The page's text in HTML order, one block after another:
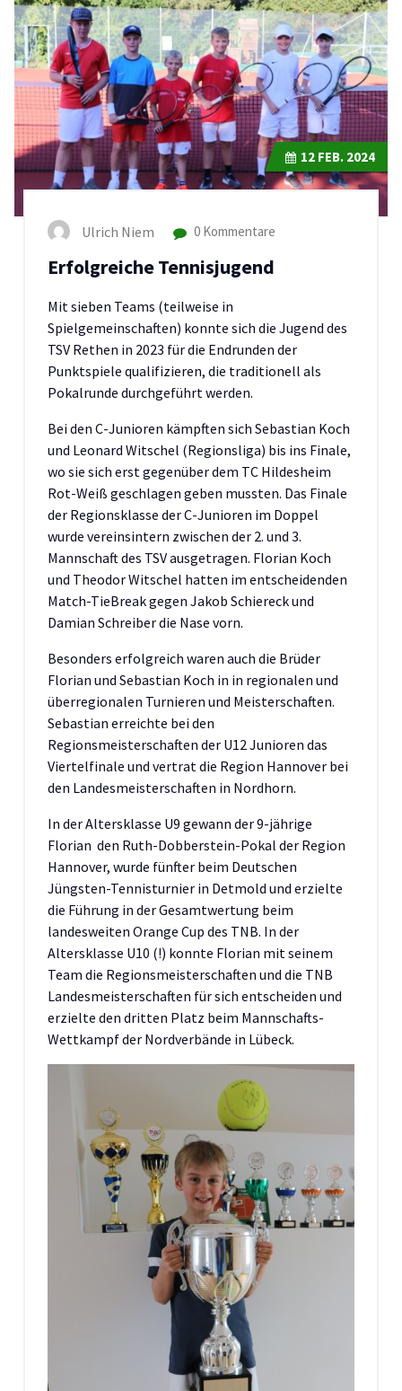
12 FEB. 2024
Ulrich Niem 0 Kommentare
Erfolgreiche Tennisjugend
Mit sieben Teams (teilweise in
Spielgemeinschaften) konnte sich die Jugend des
TSV Rethen in 2023 für die Endrunden der
Punktspiele qualifizieren, die traditionell als
Pokalrunde durchgeführt werden.
Bei den C-Junioren kämpften sich Sebastian Koch
und Leonard Witschel (Regionsliga) bis ins Finale,
wo sie sich erst gegenüber dem TC Hildesheim
Rot-Weiß geschlagen geben mussten. Das Finale
der Regionsklasse der C-Junioren im Doppel
wurde vereinsintern zwischen der 2. und 3.
Mannschaft des TSV ausgetragen. Florian Koch
und Theodor Witschel hatten im entscheidenden
Match-TieBreak gegen Jakob Schiereck und
Damian Schreiber die Nase vorn.
Besonders erfolgreich waren auch die Brüder
Florian und Sebastian Koch in in regionalen und
überregionalen Turnieren und Meisterschaften.
Sebastian erreichte bei den
Regionsmeisterschaften der U12 Junioren das
Viertelfinale und vertrat die Region Hannover bei
den Landesmeisterschaften in Nordhorn.
In der Altersklasse U9 gewann der 9-jährige
Florian den Ruth-Dobberstein-Pokal der Region
Hannover, wurde fünfter beim Deutschen
Jüngsten-Tennisturnier in Detmold und erzielte
die Führung in der Gesamtwertung beim
landesweiten Orange Cup des TNB. In der
Altersklasse U10 (!) konnte Florian mit seinem
Team die Regionsmeisterschaften und die TNB
Landesmeisterschaften für sich entscheiden und
erzielte den dritten Platz beim Mannschafts-
Wettkampf der Nordverbände in Lübeck.